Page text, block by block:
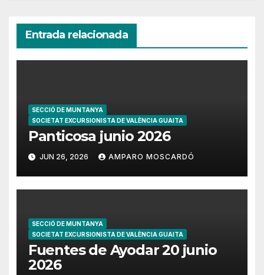
Entrada relacionada
SECCIÓ DE MUNTANYA
SOCIETAT EXCURSIONISTA DE VALÈNCIA GUAITA
Panticosa junio 2026
JUN 26, 2026 AMPARO MOSCARDÓ
SECCIÓ DE MUNTANYA
SOCIETAT EXCURSIONISTA DE VALÈNCIA GUAITA
Fuentes de Ayodar 20 junio
2026